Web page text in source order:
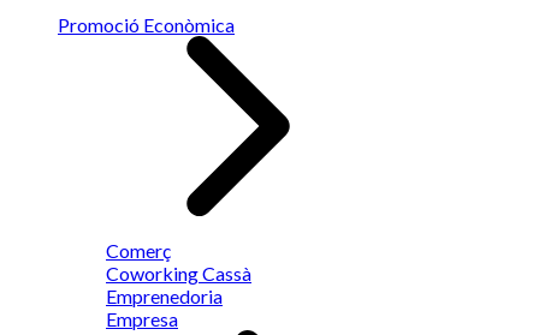
Promoció Econòmica
Comerç
Coworking Cassà
Emprenedoria
Empresa